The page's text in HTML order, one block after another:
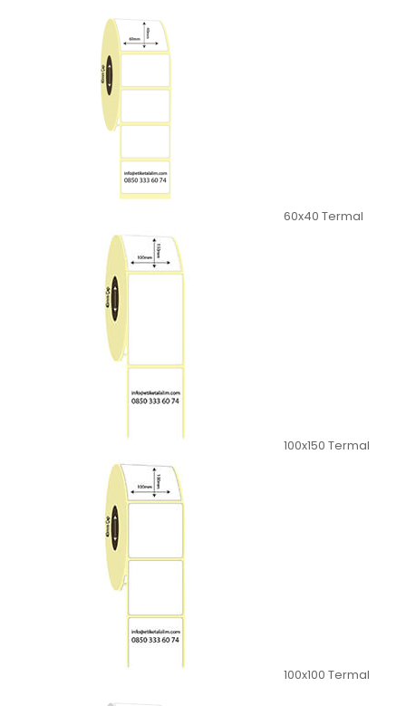
60x40 Termal
100x150 Termal
100x100 Termal